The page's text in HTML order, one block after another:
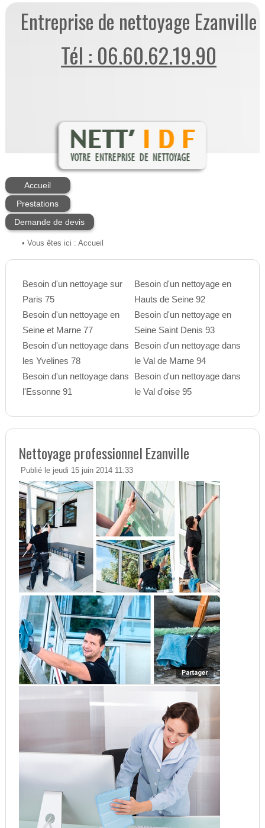
Entreprise de nettoyage Ezanville
Tél : 06.60.62.19.90
Accueil
Prestations
Demande de devis
• Vous êtes ici : Accueil
Besoin d'un nettoyage sur
Paris 75
Besoin d'un nettoyage en
Seine et Marne 77
Besoin d'un nettoyage dans
les Yvelines 78
Besoin d'un nettoyage dans
l'Essonne 91
Besoin d'un nettoyage en
Hauts de Seine 92
Besoin d'un nettoyage en
Seine Saint Denis 93
Besoin d'un nettoyage dans
le Val de Marne 94
Besoin d'un nettoyage dans
le Val d'oise 95
Nettoyage professionnel Ezanville
Publié le jeudi 15 juin 2014 11:33